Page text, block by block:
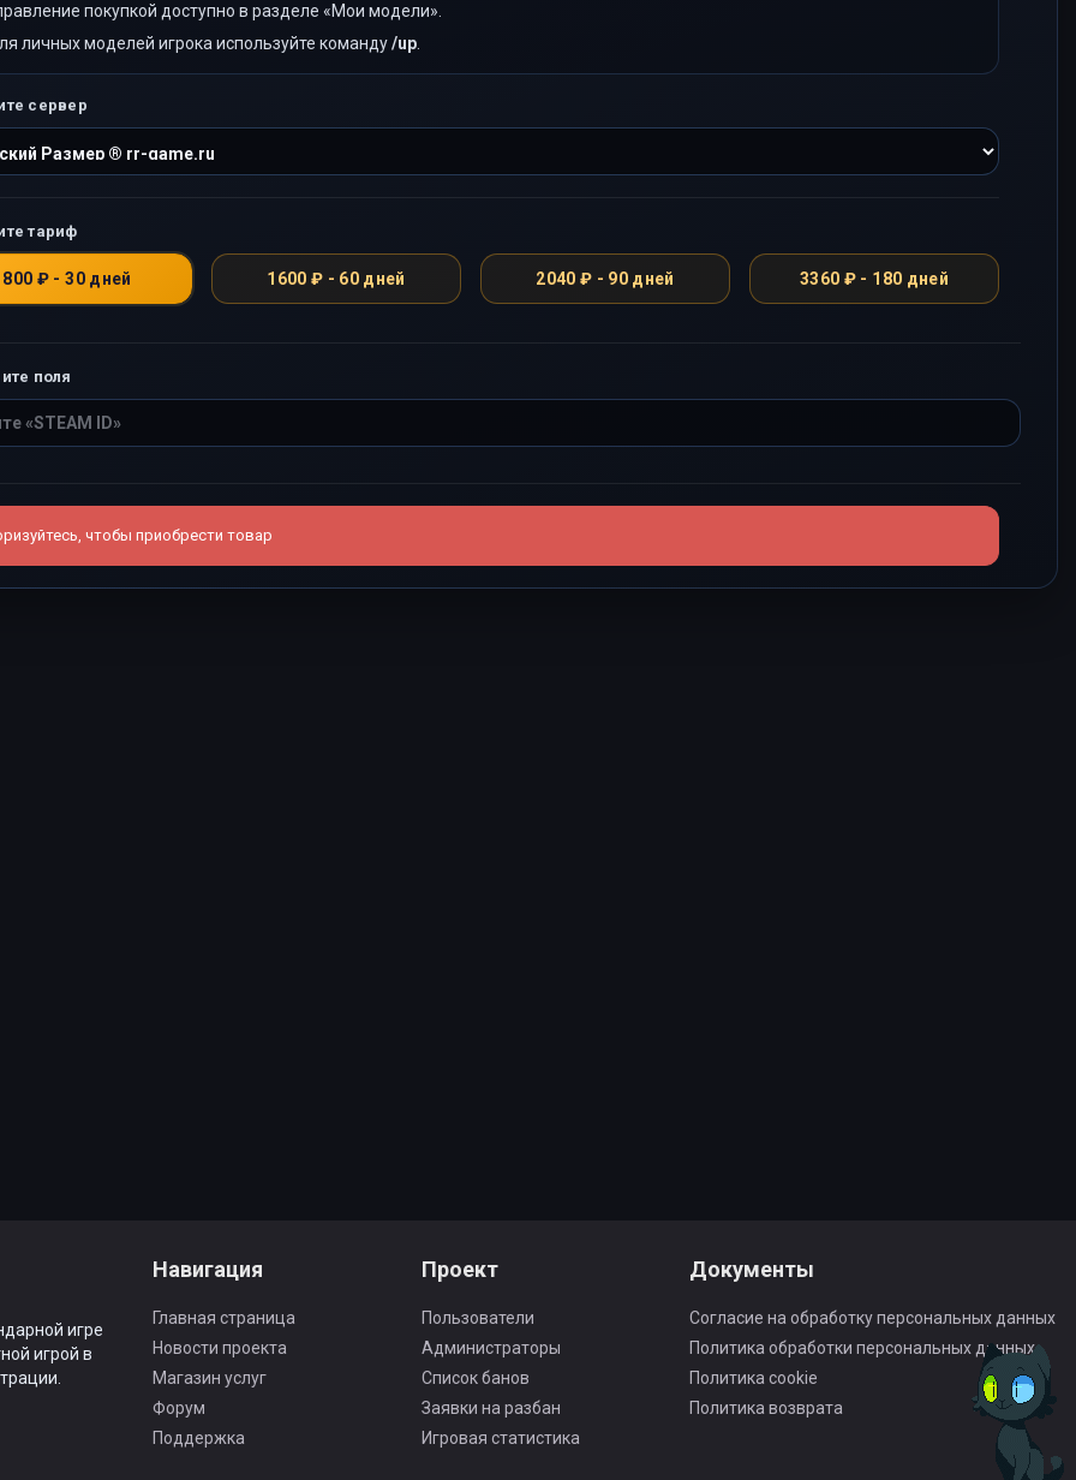
покупкой доступно в разделе «Мои модели».
личных моделей игрока используйте команду/up
сервер
тариф
800 ₽ - 30 дней 1600 ₽ - 60 дней 2040 ₽ - 90 дней 3360 ₽ - 180 дней
поля
чтобы приобрести товар
игре
игрой в
Навигация
Главная страница
Новости проекта
Магазин услуг
Форум
Поддержка
Проект
Пользователи
Администраторы
Список банов
Заявки на разбан
Игровая статистика
Документы
Согласие на обработку персональных данных
Политика обработки персональных данных
Политика cookie
Политика возврата